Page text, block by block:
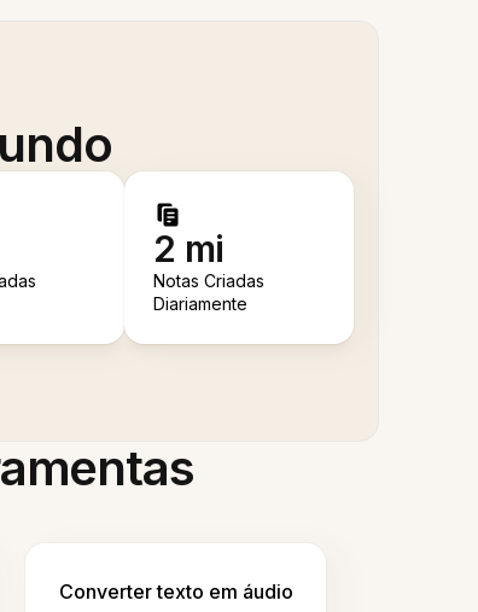
2 mi
Notas Criadas
Diariamente
Converter texto em áudio